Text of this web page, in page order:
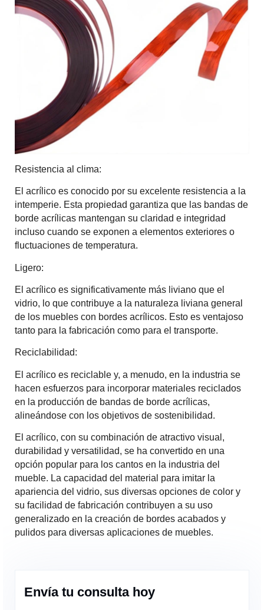
Resistencia al clima:
El acrílico es conocido por su excelente resistencia a la
intemperie. Esta propiedad garantiza que las bandas de
borde acrílicas mantengan su claridad e integridad
incluso cuando se exponen a elementos exteriores o
fluctuaciones de temperatura.
Ligero:
El acrílico es significativamente más liviano que el
vidrio, lo que contribuye a la naturaleza liviana general
de los muebles con bordes acrílicos. Esto es ventajoso
tanto para la fabricación como para el transporte.
Reciclabilidad:
El acrílico es reciclable y, a menudo, en la industria se
hacen esfuerzos para incorporar materiales reciclados
en la producción de bandas de borde acrílicas,
alineándose con los objetivos de sostenibilidad.
El acrílico, con su combinación de atractivo visual,
durabilidad y versatilidad, se ha convertido en una
opción popular para los cantos en la industria del
mueble. La capacidad del material para imitar la
apariencia del vidrio, sus diversas opciones de color y
su facilidad de fabricación contribuyen a su uso
generalizado en la creación de bordes acabados y
pulidos para diversas aplicaciones de muebles.
Envía tu consulta hoy